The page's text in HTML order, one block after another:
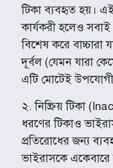
টিকা ব্যবহৃত হয়।
কার্যকরী হলেও
বিশেষ করে বাচ্চারা
দূর্বল (যেমন যারা
এটি মোটেই
২. নিষ্ক্রিয় টিকা
ধরণের টিকাও
প্রতিরোধের জন্য
ভাইরাসকে একেবারে